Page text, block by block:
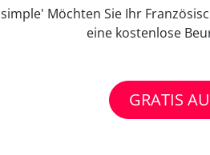
Möchten Sie Ihr
eine kostenlose
GRATIS